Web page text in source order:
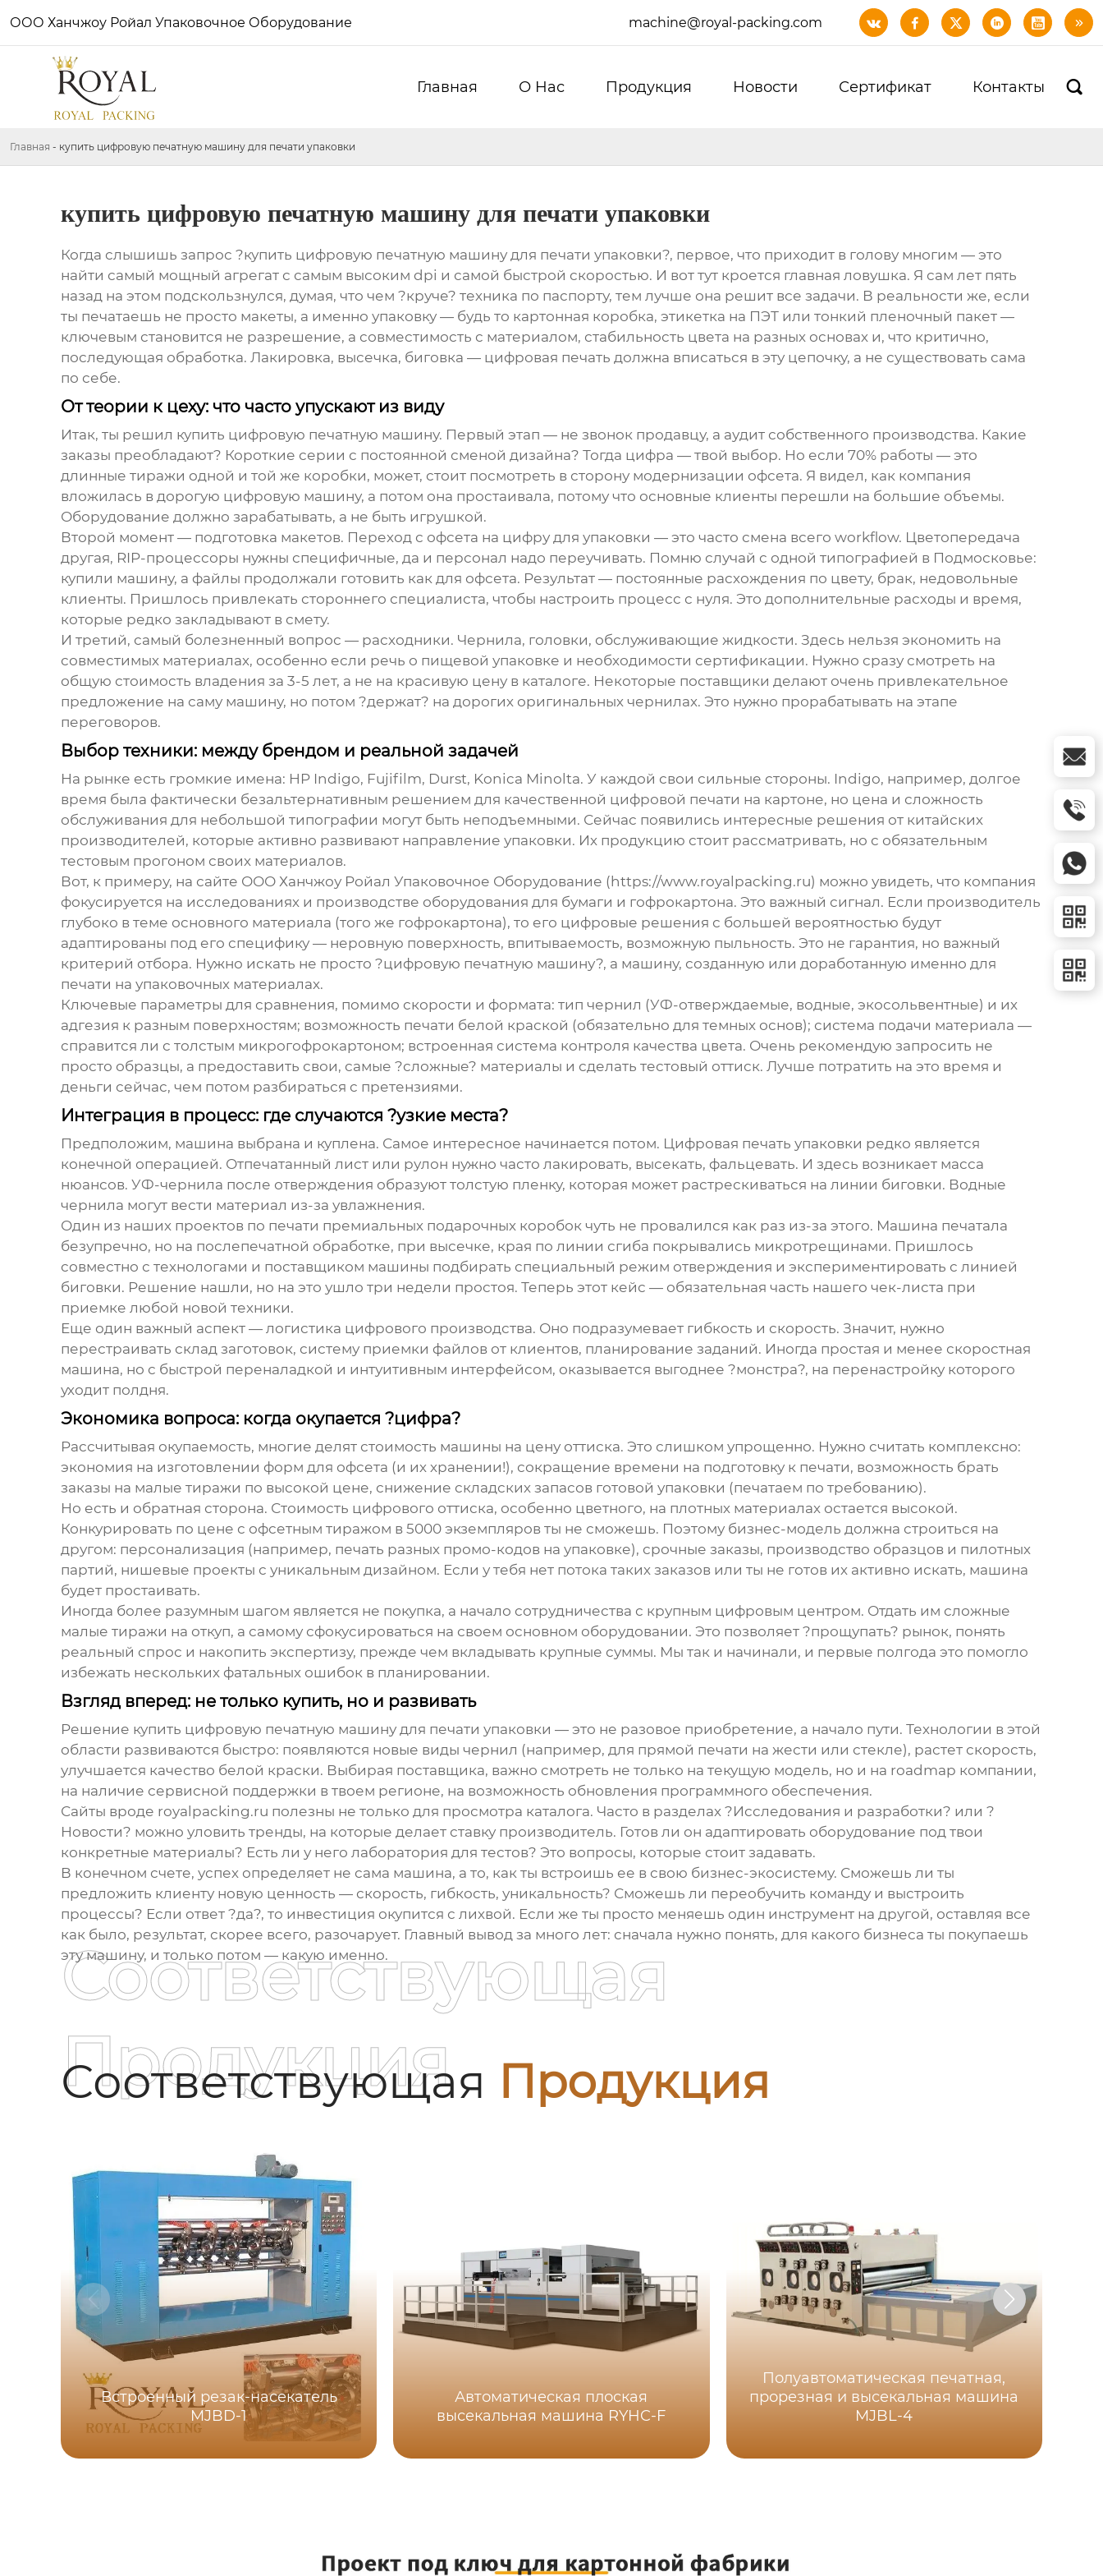
ООО Ханчжоу Ройал Упаковочное Оборудование machine@royal-packing.com      
Главная О Hас Продукция Новости Сертификат Контакты 
Главная - купить цифровую печатную машину для печати упаковки
купить цифровую печатную машину для печати упаковки
Когда слышишь запрос ?купить цифровую печатную машину для печати упаковки?, первое, что приходит в голову многим — это
найти самый мощный агрегат с самым высоким dpi и самой быстрой скоростью. И вот тут кроется главная ловушка. Я сам лет пять
назад на этом подскользнулся, думая, что чем ?круче? техника по паспорту, тем лучше она решит все задачи. В реальности же, если
ты печатаешь не просто макеты, а именно упаковку — будь то картонная коробка, этикетка на ПЭТ или тонкий пленочный пакет —
ключевым становится не разрешение, а совместимость с материалом, стабильность цвета на разных основах и, что критично,
последующая обработка. Лакировка, высечка, биговка — цифровая печать должна вписаться в эту цепочку, а не существовать сама
по себе.
От теории к цеху: что часто упускают из виду
Итак, ты решил купить цифровую печатную машину. Первый этап — не звонок продавцу, а аудит собственного производства. Какие
заказы преобладают? Короткие серии с постоянной сменой дизайна? Тогда цифра — твой выбор. Но если 70% работы — это
длинные тиражи одной и той же коробки, может, стоит посмотреть в сторону модернизации офсета. Я видел, как компания
вложилась в дорогую цифровую машину, а потом она простаивала, потому что основные клиенты перешли на большие объемы.
Оборудование должно зарабатывать, а не быть игрушкой.
Второй момент — подготовка макетов. Переход с офсета на цифру для упаковки — это часто смена всего workflow. Цветопередача
другая, RIP-процессоры нужны специфичные, да и персонал надо переучивать. Помню случай с одной типографией в Подмосковье:
купили машину, а файлы продолжали готовить как для офсета. Результат — постоянные расхождения по цвету, брак, недовольные
клиенты. Пришлось привлекать стороннего специалиста, чтобы настроить процесс с нуля. Это дополнительные расходы и время,
которые редко закладывают в смету.
И третий, самый болезненный вопрос — расходники. Чернила, головки, обслуживающие жидкости. Здесь нельзя экономить на
совместимых материалах, особенно если речь о пищевой упаковке и необходимости сертификации. Нужно сразу смотреть на
общую стоимость владения за 3-5 лет, а не на красивую цену в каталоге. Некоторые поставщики делают очень привлекательное
предложение на саму машину, но потом ?держат? на дорогих оригинальных чернилах. Это нужно прорабатывать на этапе
переговоров.
Выбор техники: между брендом и реальной задачей
На рынке есть громкие имена: HP Indigo, Fujifilm, Durst, Konica Minolta. У каждой свои сильные стороны. Indigo, например, долгое
время была фактически безальтернативным решением для качественной цифровой печати на картоне, но цена и сложность
обслуживания для небольшой типографии могут быть неподъемными. Сейчас появились интересные решения от китайских
производителей, которые активно развивают направление упаковки. Их продукцию стоит рассматривать, но с обязательным
тестовым прогоном своих материалов.
Вот, к примеру, на сайте ООО Ханчжоу Ройал Упаковочное Оборудование ( https://www.royalpacking.ru) можно увидеть, что компания
фокусируется на исследованиях и производстве оборудования для бумаги и гофрокартона. Это важный сигнал. Если производитель
глубоко в теме основного материала (того же гофрокартона), то его цифровые решения с большей вероятностью будут
адаптированы под его специфику — неровную поверхность, впитываемость, возможную пыльность. Это не гарантия, но важный
критерий отбора. Нужно искать не просто ?цифровую печатную машину?, а машину, созданную или доработанную именно для
печати на упаковочных материалах.
Ключевые параметры для сравнения, помимо скорости и формата: тип чернил (УФ-отверждаемые, водные, экосольвентные) и их
адгезия к разным поверхностям; возможность печати белой краской (обязательно для темных основ); система подачи материала —
справится ли с толстым микрогофрокартоном; встроенная система контроля качества цвета. Очень рекомендую запросить не
просто образцы, а предоставить свои, самые ?сложные? материалы и сделать тестовый оттиск. Лучше потратить на это время и
деньги сейчас, чем потом разбираться с претензиями.
Интеграция в процесс: где случаются ?узкие места?
Предположим, машина выбрана и куплена. Самое интересное начинается потом. Цифровая печать упаковки редко является
конечной операцией. Отпечатанный лист или рулон нужно часто лакировать, высекать, фальцевать. И здесь возникает масса
нюансов. УФ-чернила после отверждения образуют толстую пленку, которая может растрескиваться на линии биговки. Водные
чернила могут вести материал из-за увлажнения.
Один из наших проектов по печати премиальных подарочных коробок чуть не провалился как раз из-за этого. Машина печатала
безупречно, но на послепечатной обработке, при высечке, края по линии сгиба покрывались микротрещинами. Пришлось
совместно с технологами и поставщиком машины подбирать специальный режим отверждения и экспериментировать с линией
биговки. Решение нашли, но на это ушло три недели простоя. Теперь этот кейс — обязательная часть нашего чек-листа при
приемке любой новой техники.
Еще один важный аспект — логистика цифрового производства. Оно подразумевает гибкость и скорость. Значит, нужно
перестраивать склад заготовок, систему приемки файлов от клиентов, планирование заданий. Иногда простая и менее скоростная
машина, но с быстрой переналадкой и интуитивным интерфейсом, оказывается выгоднее ?монстра?, на перенастройку которого
уходит полдня.
Экономика вопроса: когда окупается ?цифра?
Рассчитывая окупаемость, многие делят стоимость машины на цену оттиска. Это слишком упрощенно. Нужно считать комплексно:
экономия на изготовлении форм для офсета (и их хранении!), сокращение времени на подготовку к печати, возможность брать
заказы на малые тиражи по высокой цене, снижение складских запасов готовой упаковки (печатаем по требованию).
Но есть и обратная сторона. Стоимость цифрового оттиска, особенно цветного, на плотных материалах остается высокой.
Конкурировать по цене с офсетным тиражом в 5000 экземпляров ты не сможешь. Поэтому бизнес-модель должна строиться на
другом: персонализация (например, печать разных промо-кодов на упаковке), срочные заказы, производство образцов и пилотных
партий, нишевые проекты с уникальным дизайном. Если у тебя нет потока таких заказов или ты не готов их активно искать, машина
будет простаивать.
Иногда более разумным шагом является не покупка, а начало сотрудничества с крупным цифровым центром. Отдать им сложные
малые тиражи на откуп, а самому сфокусироваться на своем основном оборудовании. Это позволяет ?прощупать? рынок, понять
реальный спрос и накопить экспертизу, прежде чем вкладывать крупные суммы. Мы так и начинали, и первые полгода это помогло
избежать нескольких фатальных ошибок в планировании.
Взгляд вперед: не только купить, но и развивать
Решение купить цифровую печатную машину для печати упаковки — это не разовое приобретение, а начало пути. Технологии в этой
области развиваются быстро: появляются новые виды чернил (например, для прямой печати на жести или стекле), растет скорость,
улучшается качество белой краски. Выбирая поставщика, важно смотреть не только на текущую модель, но и на roadmap компании,
на наличие сервисной поддержки в твоем регионе, на возможность обновления программного обеспечения.
Сайты вроде royalpacking.ru полезны не только для просмотра каталога. Часто в разделах ?Исследования и разработки? или ?
Новости? можно уловить тренды, на которые делает ставку производитель. Готов ли он адаптировать оборудование под твои
конкретные материалы? Есть ли у него лаборатория для тестов? Это вопросы, которые стоит задавать.
В конечном счете, успех определяет не сама машина, а то, как ты встроишь ее в свою бизнес-экосистему. Сможешь ли ты
предложить клиенту новую ценность — скорость, гибкость, уникальность? Сможешь ли переобучить команду и выстроить
процессы? Если ответ ?да?, то инвестиция окупится с лихвой. Если же ты просто меняешь один инструмент на другой, оставляя все
как было, результат, скорее всего, разочарует. Главный вывод за много лет: сначала нужно понять, для какого бизнеса ты покупаешь
эту машину, и только потом — какую именно.
Соответствующая Продукция
Соответствующая
Продукция
Встроенный резак-насекатель
MJBD-1
Автоматическая плоская
высекальная машина RYHC-F
Полуавтоматическая печатная,
прорезная и высекальная машина
MJBL-4